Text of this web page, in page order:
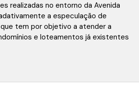
realizadas no entorno da Avenida
a especulação de
tem por objetivo a atender a
e loteamentos já existentes